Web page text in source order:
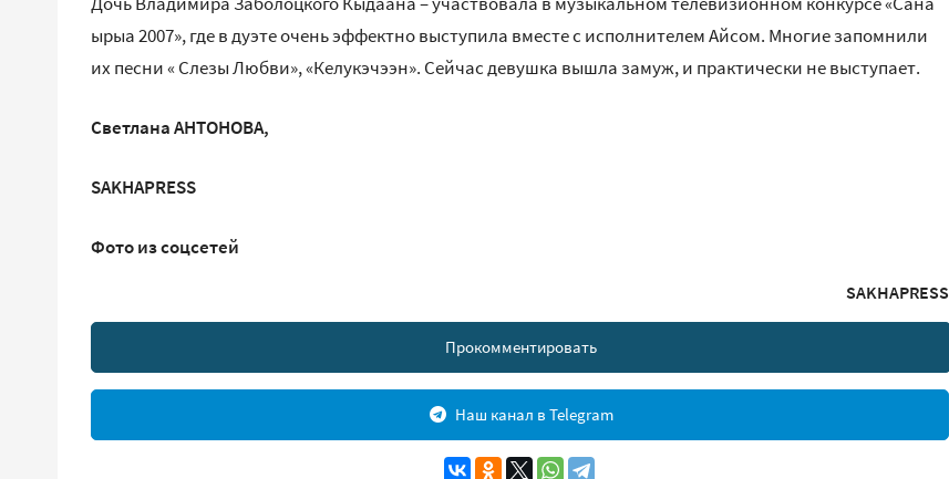
ырыа 2007», где в дуэте очень эффектно выступила вместе с исполнителем Айсом. Многие запомнили
их песни « Слезы Любви», «Келукэчээн». Сейчас девушка вышла замуж, и практически не выступает.
Светлана АНТОНОВА,
SAKHAPRESS
Фото из соцсетей
SAKHAPRESS
Прокомментировать
Наш канал в Telegram